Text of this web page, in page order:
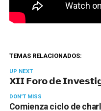
TEMAS RELACIONADOS:
UP NEXT
𝗫𝗜𝗜 𝗙𝗼𝗿𝗼 𝗱𝗲
DON'T MISS
Comienza ciclo de